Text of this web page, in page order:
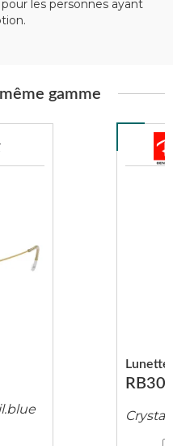
les personnes ayant
gamme